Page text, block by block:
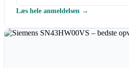
Læs hele anmeldelsen →